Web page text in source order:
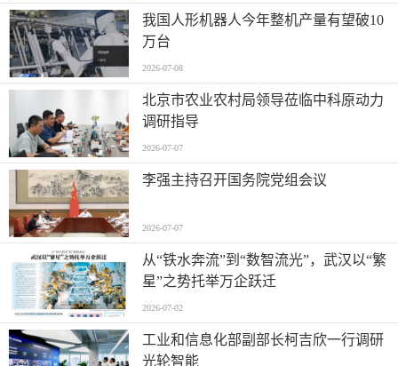
我国人形机器人今年整机产量有望破10
万台
2026-07-08
北京市农业农村局领导莅临中科原动力
调研指导
2026-07-07
李强主持召开国务院党组会议
2026-07-07
从“铁水奔流”到“数智流光”，武汉以“繁
星”之势托举万企跃迁
2026-07-02
工业和信息化部副部长柯吉欣一行调研
光轮智能